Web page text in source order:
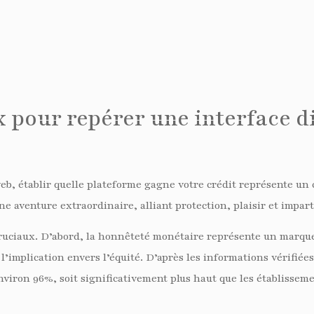
repérer une interface
établir quelle plateforme gagne votre crédit représente un
aventure extraordinaire, alliant protection, plaisir et
D’abord, la honnêteté monétaire représente un
envers l’équité. D’après les informations
96%, soit significativement plus haut que les